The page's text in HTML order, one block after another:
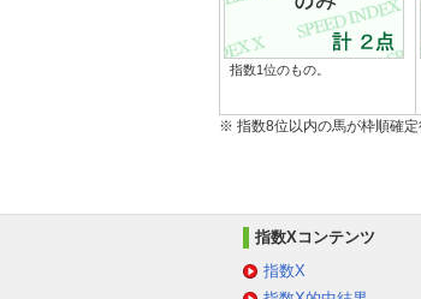
指数1位のもの。
※ 指数8位以内の馬が枠順確定
指数Xコンテンツ
指数X